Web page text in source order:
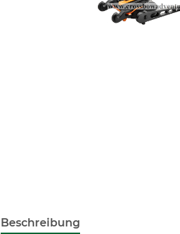
Beschreibung